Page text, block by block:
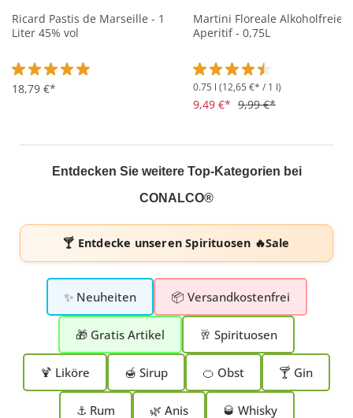
Ricard Pastis de Marseille - 1
Liter 45% vol
Durchschnittliche Bewertung von 4.9 von 5 Sternen
18,79 €*
Martini Floreale Alkoholfreier
Aperitif - 0,75L
Durchschnittliche
0.75 l (12,65 €* / 1 l)
9,49 €* 9,99 €*
Entdecken Sie weitere Top-Kategorien bei
CONALCO®
🍸 Entdecke unserenSpirituosen 🔥Sale
✨ Neuheiten 📦 Versandkostenfrei
🎁 Gratis Artikel 🥂 Spirituosen
🍹 Liköre 🍯 Sirup 🍊 Obst 🍸 Gin
⚓ Rum 🌿 Anis 🥃 Whisky